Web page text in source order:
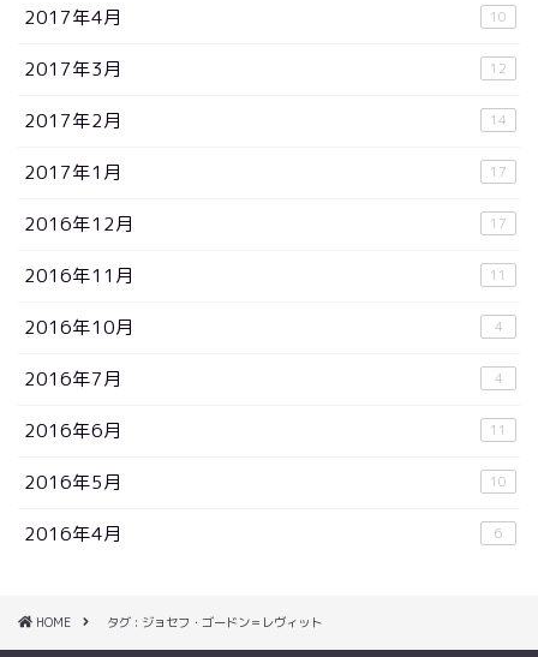
2017年4月 10
2017年3月 12
2017年2月 14
2017年1月 17
2016年12月 17
2016年11月 11
2016年10月 4
2016年7月 4
2016年6月 11
2016年5月 10
2016年4月 6
HOME タグ : ジョセフ・ゴードン＝レヴィット